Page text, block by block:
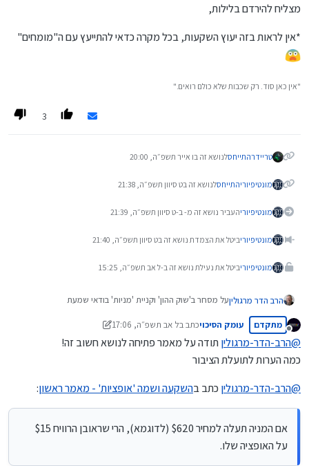
מצליח להירדם בלילות,
*אין לראות בזה יעוץ השקעות, בכל מקרה כדאי להתייעץ עם ה"מומחים"
"אין כאן סוד. רק שכבות שלא כולם רואים."
3
טריידרהתייחסלנושא זה בו אייר תשפ״ה, 20:00
מונטיפיוריהתייחסלנושא זה בט סיוון תשפ״ה, 21:38
מונטיפיוריהעביר נושא זה מ- ב-ט סיוון תשפ״ה, 21:39
מונטיפיוריביטל את הצמדת נושא זה בט סיוון תשפ״ה, 21:40
מונטיפיוריביטל את נעילת נושא זה ב-ל אב תשפ״ה, 15:25
הרב הדר מרגוליןעל מסחר ב'שוק ההון' וקניית 'מניות' בודאי שמעת
ברצוני ליידע אותך על אמצעי נוסף להשקעה בשוק ההון ושמה
'אופציות'.
השאלה היא: - האם זה בשבילך?
מטרה אחת בלבד יש לפרק הזה: לעזור לך להחליט אודות
הקדמה:
הצורך בכסף, ידוע. והרצון להשקיע ולהגדיל את סכום הכסף
ידוע.
יש אפיק השקעה שיתכן ומתאים לך. יש בו מעלות רבות. אשתדל
שצריך לענות עליהן, שלא נתייחס להן בפרק זה. כאן נתמקד רק
בהבהרת הנקודה האחת: האם זה מתאים לצרכים שלך. אם
"אופציות" – במה מדובר?
"אופציות" מגדילות מאד את האחוזים שאפשר להרוויח. ומאידך,
מנותק
מתקדם עומק הסיכויכתב בל אב תשפ״ה, 17:06
נערך לאחרונה על ידי עומק הסיכוי
@הרב-הדר-מרגוליןתודה על מאמר פתיחה לנושא חשוב זה!
כמה הערות לתועלת הציבור
@הרב-הדר-מרגוליןכתב בהשקעה ושמה 'אופציות' - מאמר ראשון:
אם המניה תעלה למחיר $620 (לדוגמא), הרי שראובן הרוויח $15
על האופציה שלו.